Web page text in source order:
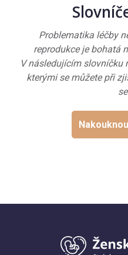
Problematika léčby
reprodukce je bohatá
V následujícím slovníčku
kterými se můžete při